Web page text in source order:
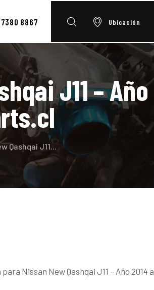
7380 8867 Ubicación
J11 – Año
Qashqai J11...
Nissan New Qashqai J11 – Año 2014 a